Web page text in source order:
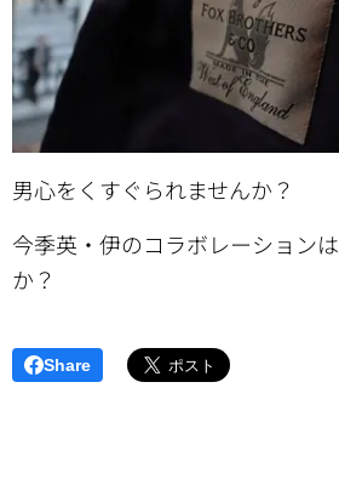
男心をくすぐられませんか？
今季英・伊のコラボレーション
か？
Share